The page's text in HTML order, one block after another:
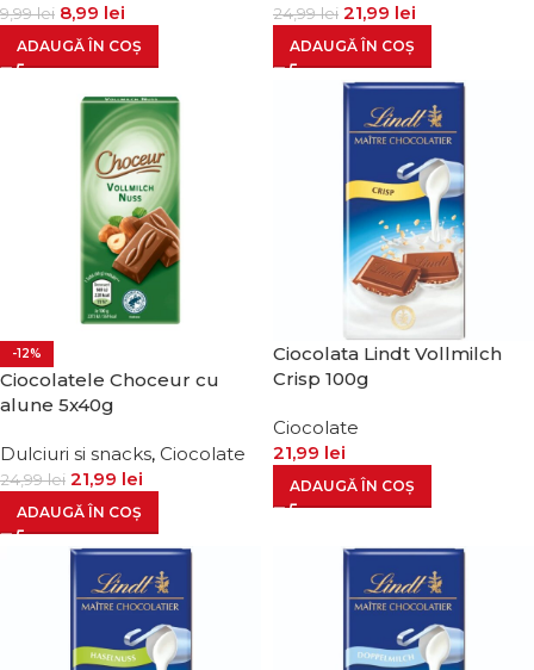
9,99lei 8,99 lei
ADAUGĂ ÎN COȘ
24,99lei 21,99 lei
ADAUGĂ ÎN COȘ
-12%
Ciocolatele Choceur cu
alune 5x40g
Dulciuri si snacks, Ciocolate
24,99lei 21,99 lei
ADAUGĂ ÎN COȘ
Ciocolata Lindt Vollmilch
Crisp 100g
Ciocolate
21,99 lei
ADAUGĂ ÎN COȘ